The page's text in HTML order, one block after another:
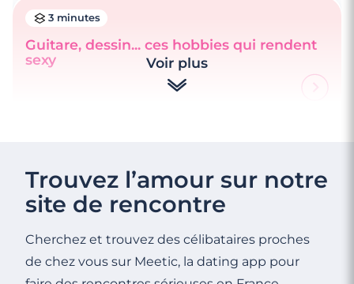
3 minutes
Guitare, dessin... ces hobbies qui rendent
sexy
Voir plus
Trouvez l’amour sur notre
site de rencontre
Cherchez et trouvez des célibataires proches
de chez vous sur Meetic, la dating app pour